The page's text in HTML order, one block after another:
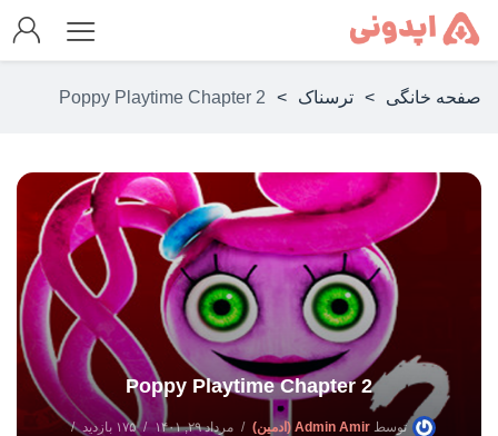
صفحه خانگی > ترسناک >
Poppy Playtime Chapter 2
Poppy Playtime Chapter 2
توسطAdmin Amir (ادمین) مرداد ۲۹, ۱۴۰۱
۱۷۵ بازدید